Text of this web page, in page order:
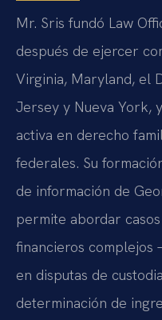
Mr. Sris fundó Law
después de ejercer
Virginia, Maryland, el
Jersey y Nueva York,
activa en derecho
federales. Su
de información de
permite abordar
financieros complejos
en disputas de
determinación de